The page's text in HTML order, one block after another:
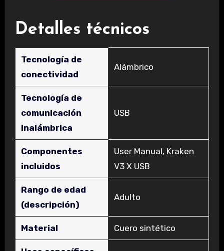
Detalles técnicos
Tecnología de
conectividad
‎Alámbrico
Tecnología de
comunicación
inalámbrica
‎USB
Componentes
incluidos
‎User Manual, Kraken
V3 X USB
Rango de edad
(descripción)
‎Adulto
Material ‎Cuero sintético